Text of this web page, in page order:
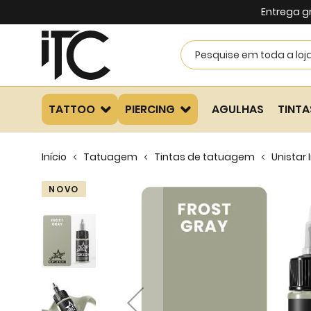
Entrega
TATTOO PIERCING AGULHAS
Início Tatuagem Tintas de tatuagem Unistar
Skip
the
the
images
gallery
NOVO